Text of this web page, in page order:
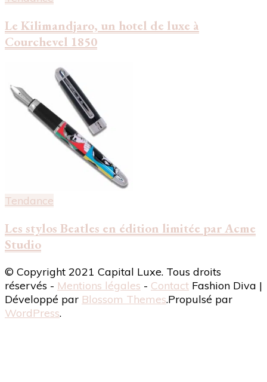
Le Kilimandjaro, un hotel de luxe à
Courchevel 1850
Tendance
Les stylos Beatles en édition limitée par Acme
Studio
© Copyright 2021 Capital Luxe. Tous droits
réservés - Mentions légales - Contact Fashion Diva |
Développé par Blossom Themes.Propulsé par
WordPress.